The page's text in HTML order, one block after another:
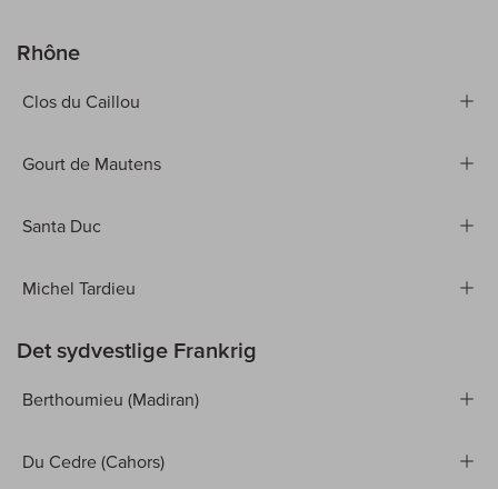
Rhône
Clos du Caillou
Gourt de Mautens
Santa Duc
Michel Tardieu
Det sydvestlige Frankrig
Berthoumieu (Madiran)
Du Cedre (Cahors)